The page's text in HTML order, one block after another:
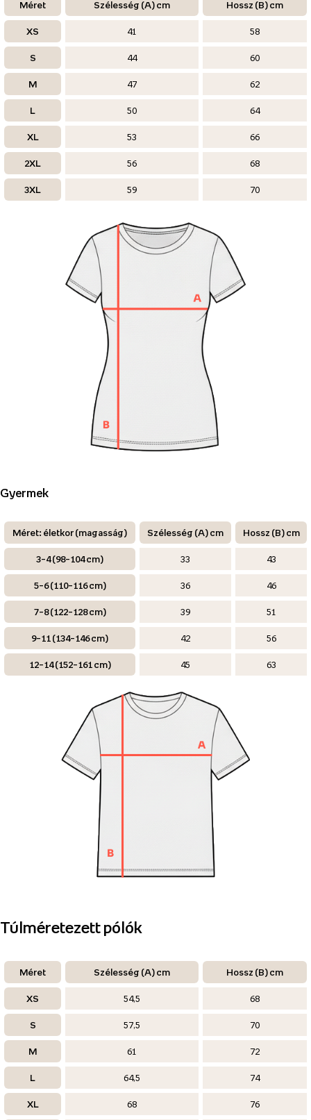
Méret Szélesség (A) cm Hossz (B) cm
XS 41 58
S 44 60
M 47 62
L 50 64
XL 53 66
2XL 56 68
3XL 59 70
Gyermek
Méret: életkor (magasság) Szélesség (A) cm Hossz (B) cm
3–4 (98–104 cm) 33 43
5–6 (110–116 cm) 36 46
7–8 (122–128 cm) 39 51
9–11 (134–146 cm) 42 56
12–14 (152–161 cm) 45 63
Túlméretezett pólók
Méret Szélesség (A) cm Hossz (B) cm
XS 54,5 68
S 57,5 70
M 61 72
L 64,5 74
XL 68 76